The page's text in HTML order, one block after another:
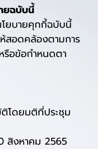
ยฉบับนี้
โยบายคุกกี้ฉบับนี้
สอดคล้องตามการ
อข้อกำหนดตา
โดยมติที่ประชุม
สิงหาคม 2565